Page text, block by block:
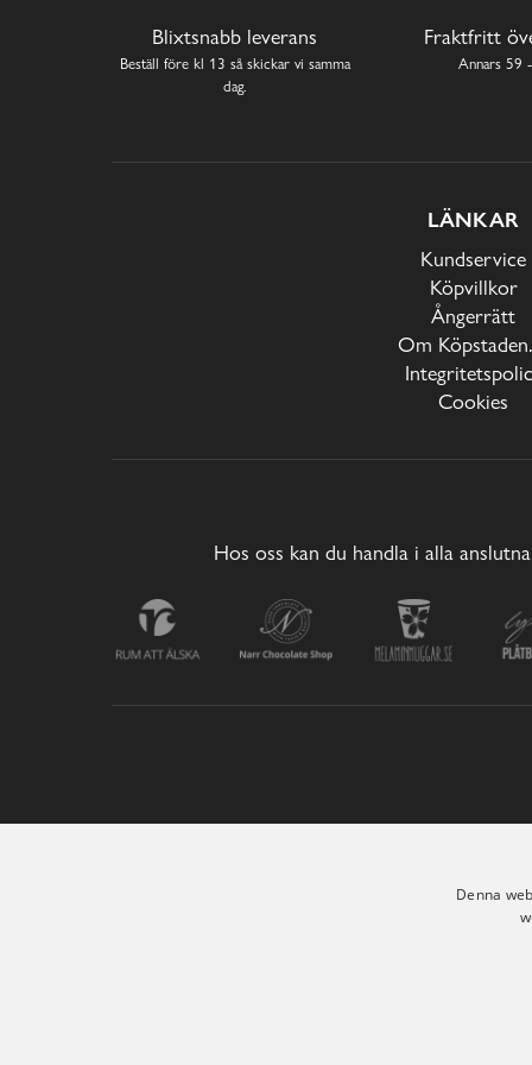
Blixtsnabb leverans
Beställ före kl 13 så skickar vi samma
dag.
Fraktfritt
Annars 59
LÄNKAR
Kundservice
Köpvillkor
Ångerrätt
Om
Cookies
Hos oss kan du handla i alla
Denna